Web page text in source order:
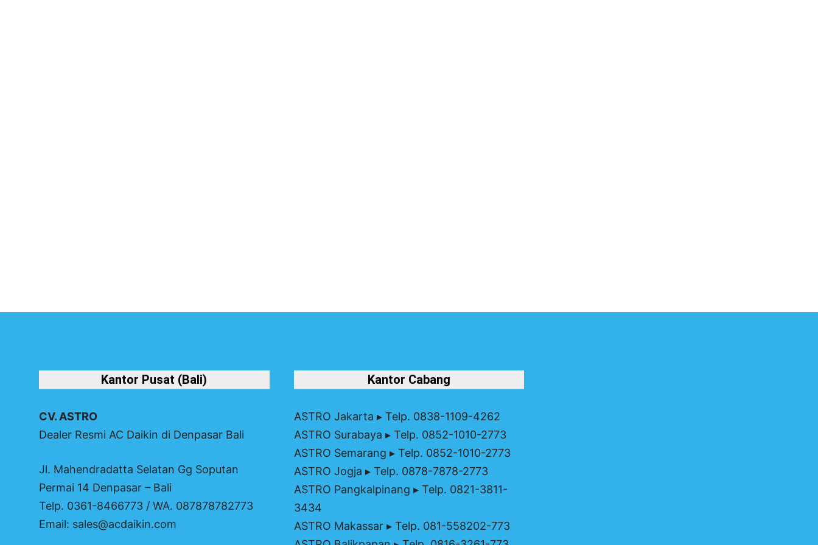
Kantor Pusat (Bali)
CV. ASTRO
Dealer Resmi AC Daikin di Denpasar Bali
Jl. Mahendradatta Selatan Gg Soputan
Permai 14 Denpasar – Bali
Telp. 0361-8466773 / WA. 087878782773
Email: sales@acdaikin.com
Kantor Cabang
ASTRO Jakarta ▸ Telp. 0838-1109-4262
ASTRO Surabaya ▸ Telp. 0852-1010-2773
ASTRO Semarang ▸ Telp. 0852-1010-2773
ASTRO Jogja ▸ Telp. 0878-7878-2773
ASTRO Pangkalpinang ▸ Telp. 0821-3811-
3434
ASTRO Makassar▸ Telp. 081-558202-773